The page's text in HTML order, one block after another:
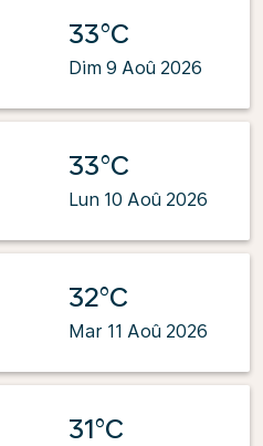
33°C
Dim 9 Aoû 2026
33°C
Lun 10 Aoû 2026
32°C
Mar 11 Aoû 2026
31°C